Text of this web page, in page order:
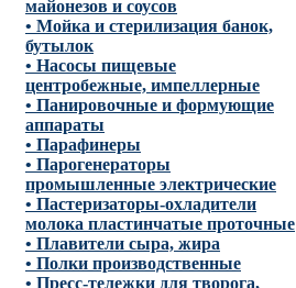
майонезов и соусов
• Мойка и стерилизация банок,
бутылок
• Насосы пищевые
центробежные, импеллерные
• Панировочные и формующие
аппараты
• Парафинеры
• Парогенераторы
промышленные электрические
• Пастеризаторы-охладители
молока пластинчатые проточные
• Плавители сыра, жира
• Полки производственные
• Пресс-тележки для творога,